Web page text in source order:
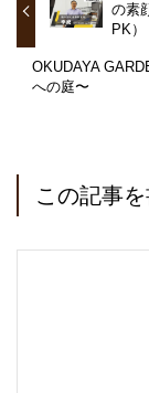
の素
PK）
OKUDAYA
への庭〜
この記事